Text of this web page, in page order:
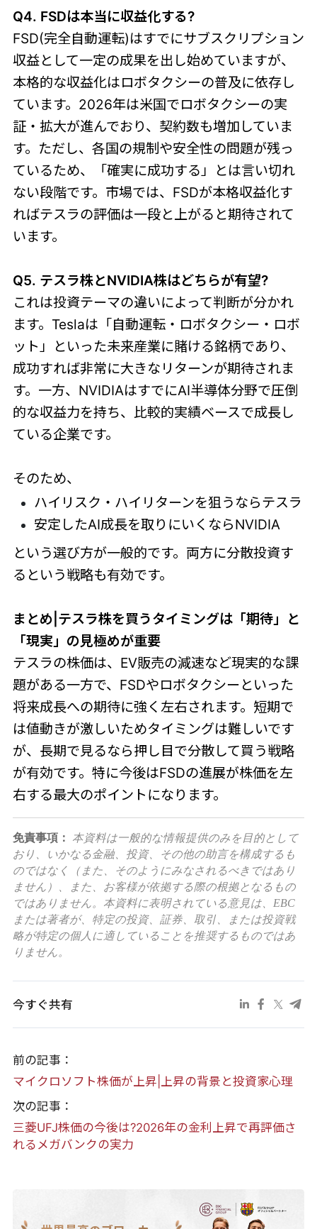
Q4. FSDは本当に収益化する?
FSD(完全自動運転)はすでにサブスクリプション
収益として一定の成果を出し始めていますが、
本格的な収益化はロボタクシーの普及に依存し
ています。2026年は米国でロボタクシーの実
証・拡大が進んでおり、契約数も増加していま
す。ただし、各国の規制や安全性の問題が残っ
ているため、「確実に成功する」とは言い切れ
ない段階です。市場では、FSDが本格収益化す
ればテスラの評価は一段と上がると期待されて
います。
Q5. テスラ株とNVIDIA株はどちらが有望?
これは投資テーマの違いによって判断が分かれ
ます。Teslaは「自動運転・ロボタクシー・ロボ
ット」といった未来産業に賭ける銘柄であり、
成功すれば非常に大きなリターンが期待されま
す。一方、NVIDIAはすでにAI半導体分野で圧倒
的な収益力を持ち、比較的実績ベースで成長し
ている企業です。
そのため、
ハイリスク・ハイリターンを狙うならテスラ
安定したAI成長を取りにいくならNVIDIA
という選び方が一般的です。両方に分散投資す
るという戦略も有効です。
まとめ|テスラ株を買うタイミングは「期待」と
「現実」の見極めが重要
テスラの株価は、EV販売の減速など現実的な課
題がある一方で、FSDやロボタクシーといった
将来成長への期待に強く左右されます。短期で
は値動きが激しいためタイミングは難しいです
が、長期で見るなら押し目で分散して買う戦略
が有効です。特に今後はFSDの進展が株価を左
右する最大のポイントになります。
免責事項：
本資料は一般的な情報提供のみを目的として
おり、いかなる金融、投資、その他の助言を構成するも
のではなく（また、そのようにみなされるべきではあり
ません）、また、お客様が依拠する際の根拠となるもの
ではありません。本資料に表明されている意見は、EBC
または著者が、特定の投資、証券、取引、または投資戦
略が特定の個人に適していることを推奨するものではあ
りません。
今すぐ共有
前の記事：
マイクロソフト株価が上昇|上昇の背景と投資家心理
次の記事：
三菱UFJ株価の今後は?2026年の金利上昇で再評価さ
れるメガバンクの実力